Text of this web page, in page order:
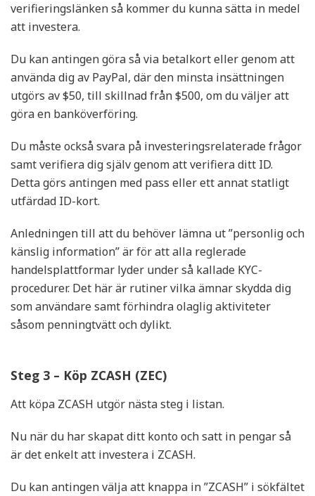
verifieringslänken så kommer du kunna sätta in medel
att investera.
Du kan antingen göra så via betalkort eller genom att
använda dig av PayPal, där den minsta insättningen
utgörs av $50, till skillnad från $500, om du väljer att
göra en banköverföring.
Du måste också svara på investeringsrelaterade frågor
samt verifiera dig själv genom att verifiera ditt ID.
Detta görs antingen med pass eller ett annat statligt
utfärdad ID-kort.
Anledningen till att du behöver lämna ut ”personlig och
känslig information” är för att alla reglerade
handelsplattformar lyder under så kallade KYC-
procedurer. Det här är rutiner vilka ämnar skydda dig
som användare samt förhindra olaglig aktiviteter
såsom penningtvätt och dylikt.
Steg 3 – Köp ZCASH (ZEC)
Att köpa ZCASH utgör nästa steg i listan.
Nu när du har skapat ditt konto och satt in pengar så
är det enkelt att investera i ZCASH.
Du kan antingen välja att knappa in ”ZCASH” i sökfältet